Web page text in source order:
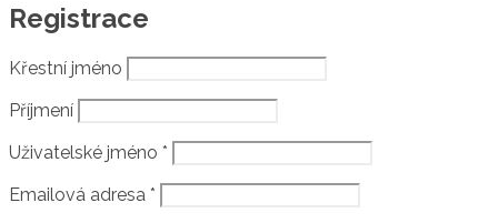
Registrace
Křestní jméno
Příjmení
Uživatelské jméno *
Emailová adresa *